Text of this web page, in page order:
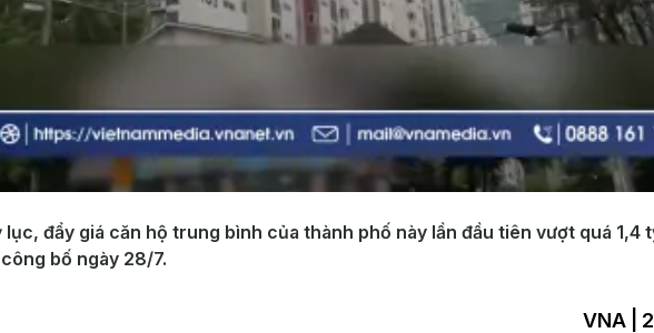
đẩy giá căn hộ trung bình của thành phố này lần đầu tiên vượt quá 1,4
bố ngày 28/7.
VNA |